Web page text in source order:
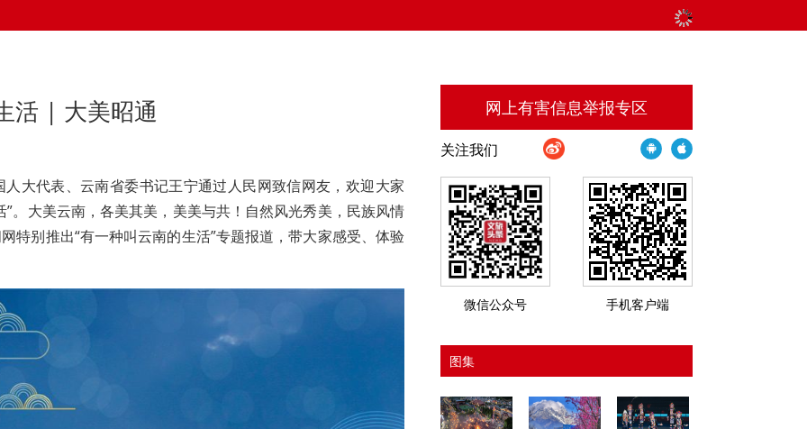
活 | 大美昭通
人大代表、云南省委书记王宁通过人民网致信网友，欢迎大家
”。大美云南，各美其美，美美与共！自然风光秀美，民族风情
特别推出“有一种叫云南的生活”专题报道，带大家感受、体验
网上有害信息举报专区
关注我们
微信公众号 手机客户端
图集